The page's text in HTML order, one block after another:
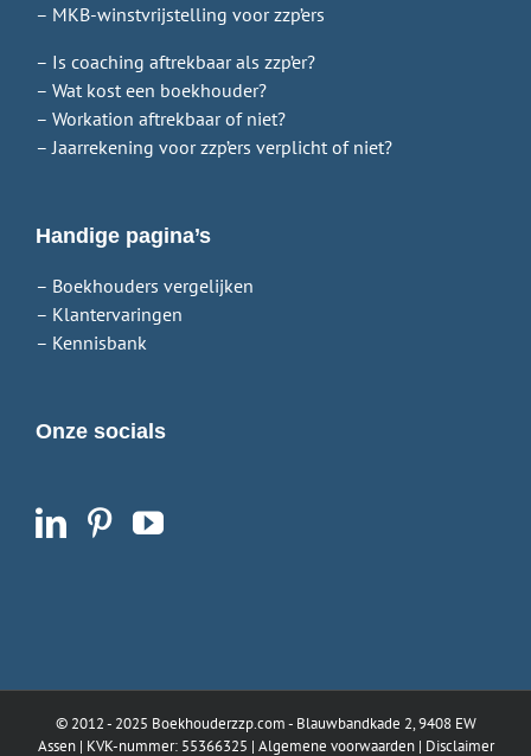
– MKB-winstvrijstelling voor zzp’ers
– Is coaching aftrekbaar als zzp’er?
– Wat kost een boekhouder?
– Workation aftrekbaar of niet?
– Jaarrekening voor zzp’ers verplicht of niet?
Handige pagina’s
– Boekhouders vergelijken
– Klantervaringen
– Kennisbank
Onze socials
© 2012 - 2025 Boekhouderzzp.com- Blauwbandkade 2, 9408 EW
Assen | KVK-nummer: 55366325 | Algemene voorwaarden| Disclaimer